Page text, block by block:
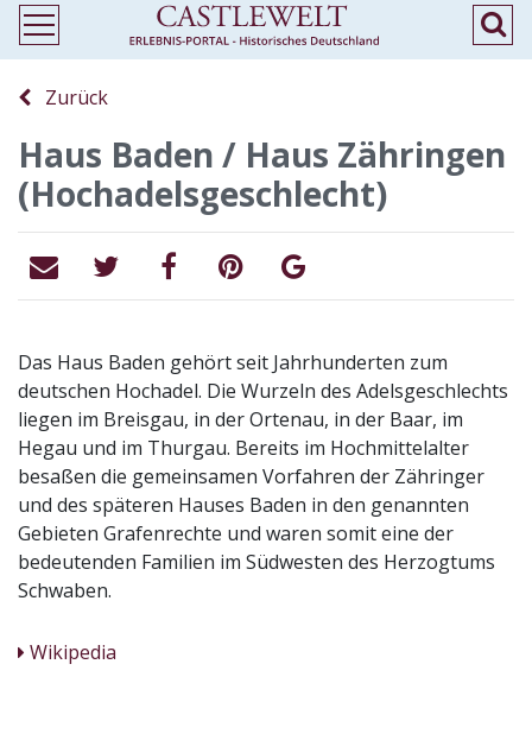
Zurück
Haus Baden / Haus Zähringen
(Hochadelsgeschlecht)
Das Haus Baden gehört seit Jahrhunderten zum
deutschen Hochadel. Die Wurzeln des Adelsgeschlechts
liegen im Breisgau, in der Ortenau, in der Baar, im
Hegau und im Thurgau. Bereits im Hochmittelalter
besaßen die gemeinsamen Vorfahren der Zähringer
und des späteren Hauses Baden in den genannten
Gebieten Grafenrechte und waren somit eine der
bedeutenden Familien im Südwesten des Herzogtums
Schwaben.
Wikipedia